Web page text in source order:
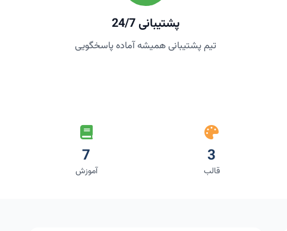
پشتیبانی 24/7
تیم پشتیبانی همیشه آماده پاسخگویی
3
قالب
7
آموزش